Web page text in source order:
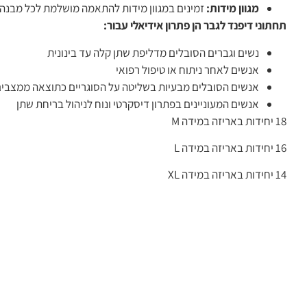
מגוון מידות:זמינים במגוון מידות להתאמה מושלמת לכל
תחתוני דיפנד לגבר הן פתרון אידיאלי עבור:
נשים וגברים הסובלים מדליפת שתן קלה עד בינונית
אנשים לאחר ניתוח או טיפול רפואי
אנשים הסובלים מבעיות בשליטה על הסוגריים כתוצאה
אנשים המעוניינים בפתרון דיסקרטי ונוח לניהול בריחת שתן
18 יחידות באריזה במידה M
16 יחידות באריזה במידה L
14 יחידות באריזה במידה XL